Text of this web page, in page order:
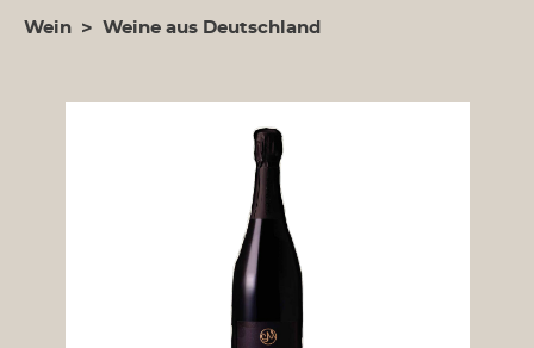
Wein > Weine aus Deutschland